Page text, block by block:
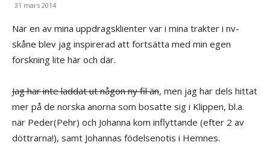
31 mars 2014
När en av mina uppdragsklienter var i mina trakter i nv-
skåne blev jag inspirerad att fortsätta med min egen
forskning lite här och där.
Jag har inte laddat ut någon ny fil än, men jag har dels hittat
mer på de norska anorna som bosatte sig i Klippen, bl.a.
när Peder‎(Pehr)‎ och Johanna kom inflyttande ‎(efter 2 av
döttrarna!)‎, samt Johannas födelsenotis i Hemnes.